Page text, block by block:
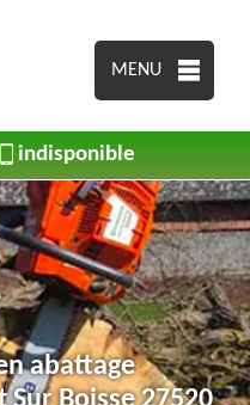
MENU
indisponible
abattage
Boisse 27520